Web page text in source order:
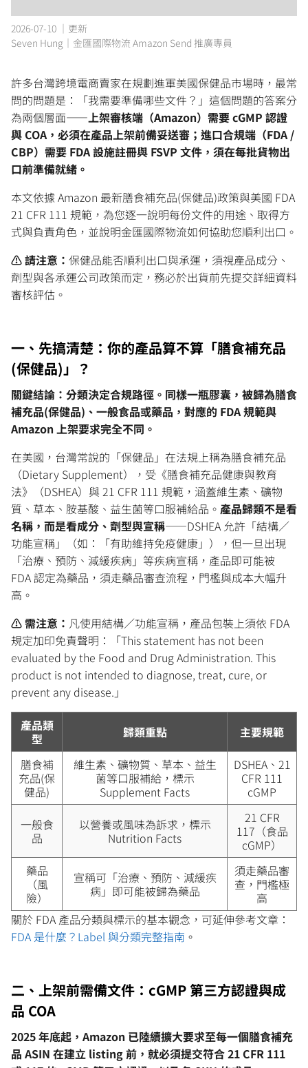
2026-07-10 ｜更新
Seven Hung｜金匯國際物流 Amazon Send 推廣專員
許多台灣跨境電商賣家在規劃進軍美國保健品市場時，最常
問的問題是：「我需要準備哪些文件？」這個問題的答案分
為兩個層面——上架審核端（Amazon）需要 cGMP 認證
與 COA，必須在產品上架前備妥送審；進口合規端（FDA /
CBP）需要 FDA 設施註冊與 FSVP 文件，須在每批貨物出
口前準備就緒。
本文依據 Amazon 最新膳食補充品(保健品)政策與美國 FDA
21 CFR 111 規範，為您逐一說明每份文件的用途、取得方
式與負責角色，並說明金匯國際物流如何協助您順利出口。
⚠️ 請注意： 保健品能否順利出口與承運，須視產品成分、
劑型與各承運公司政策而定，務必於出貨前先提交詳細資料
審核評估。
一、先搞清楚：你的產品算不算「膳食補充品
(保健品)」？
關鍵結論：分類決定合規路徑。同樣一瓶膠囊，被歸為膳食
補充品(保健品)、一般食品或藥品，對應的 FDA 規範與
Amazon 上架要求完全不同。
在美國，台灣常說的「保健品」在法規上稱為膳食補充品
（Dietary Supplement），受《膳食補充品健康與教育
法》（DSHEA）與 21 CFR 111 規範，涵蓋維生素、礦物
質、草本、胺基酸、益生菌等口服補給品。 產品歸類不是看
名稱，而是看成分、劑型與宣稱——DSHEA 允許「結構／
功能宣稱」（如：「有助維持免疫健康」），但一旦出現
「治療、預防、減緩疾病」等疾病宣稱，產品即可能被
FDA 認定為藥品，須走藥品審查流程，門檻與成本大幅升
高。
⚠️ 需注意： 凡使用結構／功能宣稱，產品包裝上須依 FDA
規定加印免責聲明：「This statement has not been
evaluated by the Food and Drug Administration. This
product is not intended to diagnose, treat, cure, or
prevent any disease.」
產品類
型
歸類重點
主要規範
膳食補
充品(保
健品)
維生素、礦物質、草本、益生
菌等口服補給，標示
Supplement Facts
DSHEA、21
CFR 111
cGMP
一般食
品
以營養或風味為訴求，標示
Nutrition Facts
21 CFR
117（食品
cGMP）
藥品
（風
險）
宣稱可「治療、預防、減緩疾
病」即可能被歸為藥品
須走藥品審
查，門檻極
高
關於 FDA 產品分類與標示的基本觀念，可延伸參考文章：
FDA 是什麼？Label 與分類完整指南 。
二、上架前需備文件：cGMP 第三方認證與成
品 COA
2025 年底起，Amazon 已陸續擴大要求至每一個膳食補充
品 ASIN 在建立 listing 前，就必須提交符合 21 CFR 111